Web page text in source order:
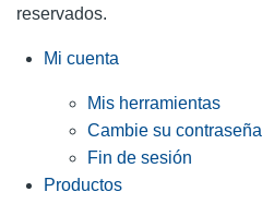
reservados.
Mi cuenta
Mis herramientas
Cambie su contraseña
Fin de sesión
Productos